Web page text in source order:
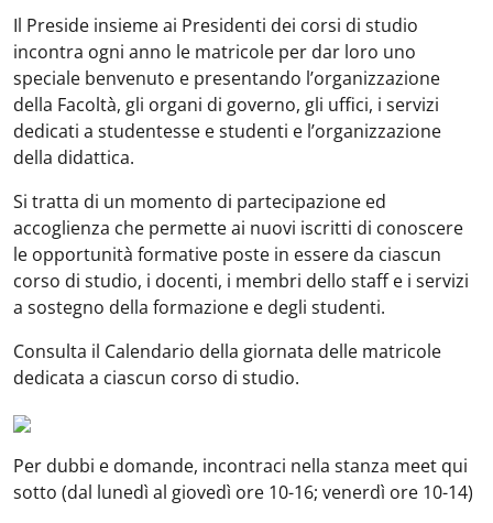
Il Preside insieme ai Presidenti dei corsi di studio
incontra ogni anno le matricole per dar loro uno
speciale benvenuto e presentando l’organizzazione
della Facoltà, gli organi di governo, gli uffici, i servizi
dedicati a studentesse e studenti e l’organizzazione
della didattica.
Si tratta di un momento di partecipazione ed
accoglienza che permette ai nuovi iscritti di conoscere
le opportunità formative poste in essere da ciascun
corso di studio, i docenti, i membri dello staff e i servizi
a sostegno della formazione e degli studenti.
Consulta il Calendario della giornata delle matricole
dedicata a ciascun corso di studio.
Per dubbi e domande, incontraci nella stanza meet qui
sotto (dal lunedì al giovedì ore 10-16; venerdì ore 10-14)